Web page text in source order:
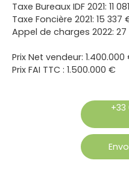
Taxe Bureaux IDF 2021: 11
Taxe Foncière 2021: 15 337
Appel de charges 2022:
Prix Net vendeur: 1.400.000
Prix FAI TTC : 1.500.000 €